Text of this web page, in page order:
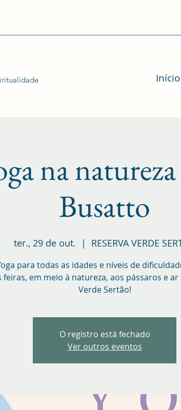
Início
na natureza
Busatto
ter., 29 de out.
  |
RESERVA VERDE
para todas as idades e níveis de
feiras, em meio à natureza, aos pássaros e
Verde Sertão!
O registro está fechado
Ver outros eventos